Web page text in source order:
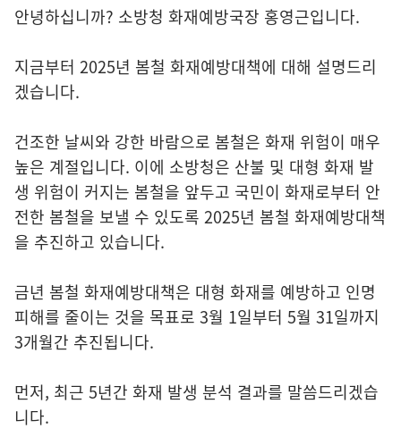
안녕하십니까? 소방청 화재예방국장 홍영근입니다.
지금부터 2025년 봄철 화재예방대책에 대해 설명드리
겠습니다.
건조한 날씨와 강한 바람으로 봄철은 화재 위험이 매우
높은 계절입니다. 이에 소방청은 산불 및 대형 화재 발
생 위험이 커지는 봄철을 앞두고 국민이 화재로부터 안
전한 봄철을 보낼 수 있도록 2025년 봄철 화재예방대책
을 추진하고 있습니다.
금년 봄철 화재예방대책은 대형 화재를 예방하고 인명
피해를 줄이는 것을 목표로 3월 1일부터 5월 31일까지
3개월간 추진됩니다.
먼저, 최근 5년간 화재 발생 분석 결과를 말씀드리겠습
니다.